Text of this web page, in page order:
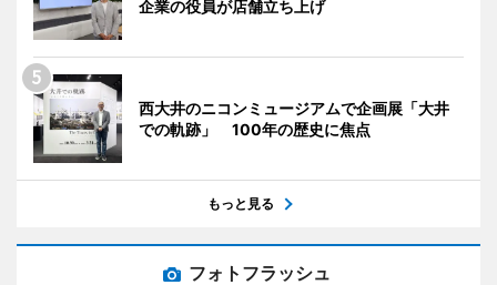
企業の役員が店舗立ち上げ
西大井のニコンミュージアムで企画展「大井
での軌跡」 100年の歴史に焦点
もっと見る
フォトフラッシュ